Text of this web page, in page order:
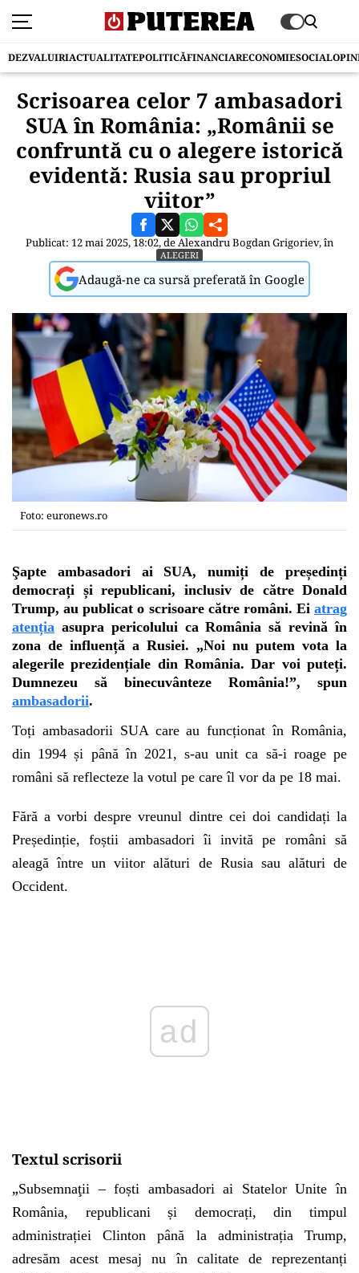
DEZVALUIRIACTUALITATEPOLITICĂFINANCIARECONOMIESOCIAL
Scrisoarea celor 7 ambasadori
SUA în România: „Românii se
confruntă cu o alegere istorică
evidentă: Rusia sau propriul
viitor”
Publicat: 12 mai 2025, 18:02, deAlexandru Bogdan Grigoriev, în
ALEGERI
Adaugă-ne ca sursă preferată în Google
Foto: euronews.ro
Şapte ambasadori ai SUA, numiți de președinți
democrați și republicani, inclusiv de către Donald
Trump, au publicat o scrisoare către români. Ei atrag
atenția asupra pericolului ca România să revină în
zona de influență a Rusiei. „Noi nu putem vota la
alegerile prezidențiale din România. Dar voi puteți.
Dumnezeu să binecuvânteze România!”, spun
ambasadorii.
Toți ambasadorii SUA care au funcționat în România,
din 1994 și până în 2021, s-au unit ca să-i roage pe
români să reflecteze la votul pe care îl vor da pe 18 mai.
Fără a vorbi despre vreunul dintre cei doi candidați la
Președinție, foștii ambasadori îi invită pe români să
aleagă între un viitor alături de Rusia sau alături de
Occident.
Textul scrisorii
„Subsemnaţii – foști ambasadori ai Statelor Unite în
România, republicani și democrați, din timpul
administrației Clinton până la administrația Trump,
adresăm acest mesaj nu în calitate de reprezentanți